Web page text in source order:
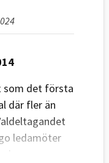
som det första
där fler än
ledamöter
i